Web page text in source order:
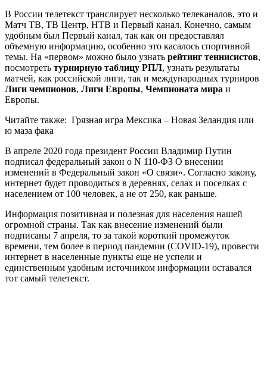
В России телетекст транслирует несколько телеканалов, это и
Матч ТВ, ТВ Центр, НТВ и Первый канал. Конечно, самым
удобным был Первый канал, так как он предоставлял
объемную информацию, особенно это касалось спортивной
темы. На «первом» можно было узнать рейтинг теннисистов,
посмотреть турнирную таблицу РПЛ, узнать результаты
матчей, как российской лиги, так и международных турниров
Лиги чемпионов, Лиги Европы, Чемпионата мира и
Европы.
Читайте также: Грязная игра Мексика – Новая Зеландия или
ю маза фака
В апреле 2020 года президент России Владимир Путин
подписал федеральный закон о N 110-ФЗ О внесении
изменений в Федеральный закон «О связи». Согласно закону,
интернет будет проводиться в деревнях, селах и поселках с
населением от 100 человек, а не от 250, как раньше.
Информация позитивная и полезная для населения нашей
огромной страны. Так как внесение изменений были
подписаны 7 апреля, то за такой короткий промежуток
времени, тем более в период пандемии (COVID-19), провести
интернет в населенные пункты еще не успели и
единственным удобным источником информации оставался
тот самый телетекст.